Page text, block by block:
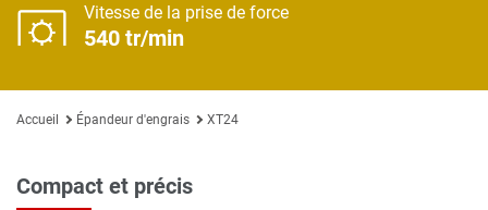
Vitesse de la prise de force
540 tr/min
Accueil Épandeur d'engrais XT24
Compact et précis